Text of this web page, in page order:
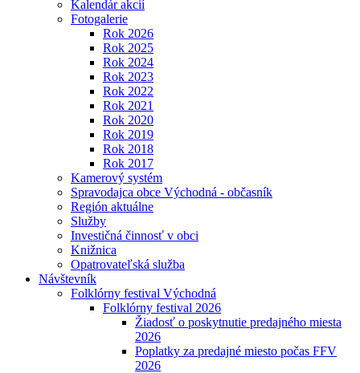
Kalendár akcií
Fotogalerie
Rok 2026
Rok 2025
Rok 2024
Rok 2023
Rok 2022
Rok 2021
Rok 2020
Rok 2019
Rok 2018
Rok 2017
Kamerový systém
Spravodajca obce Východná - občasník
Región aktuálne
Služby
Investičná činnosť v obci
Knižnica
Opatrovateľská služba
Návštevník
Folklórny festival Východná
Folklórny festival 2026
Žiadosť o poskytnutie predajného miesta
2026
Poplatky za predajné miesto počas FFV
2026